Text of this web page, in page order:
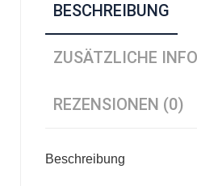
BESCHREIBUNG
ZUSÄTZLICHE
REZENSIONEN (0)
Beschreibung